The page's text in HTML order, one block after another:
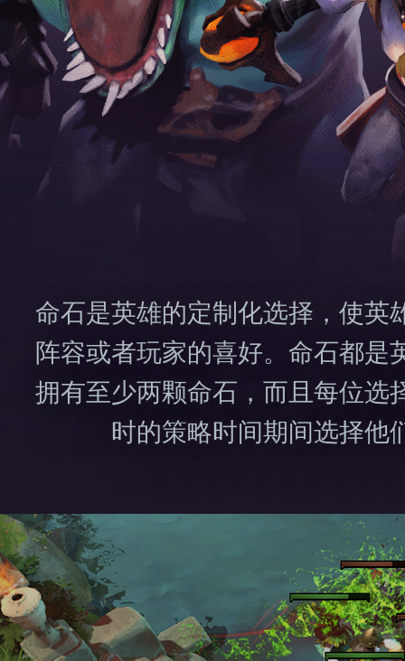
命石是英雄的定制化选择，使英
阵容或者玩家的喜好。命石都是
拥有至少两颗命石，而且每位选
时的策略时间期间选择他